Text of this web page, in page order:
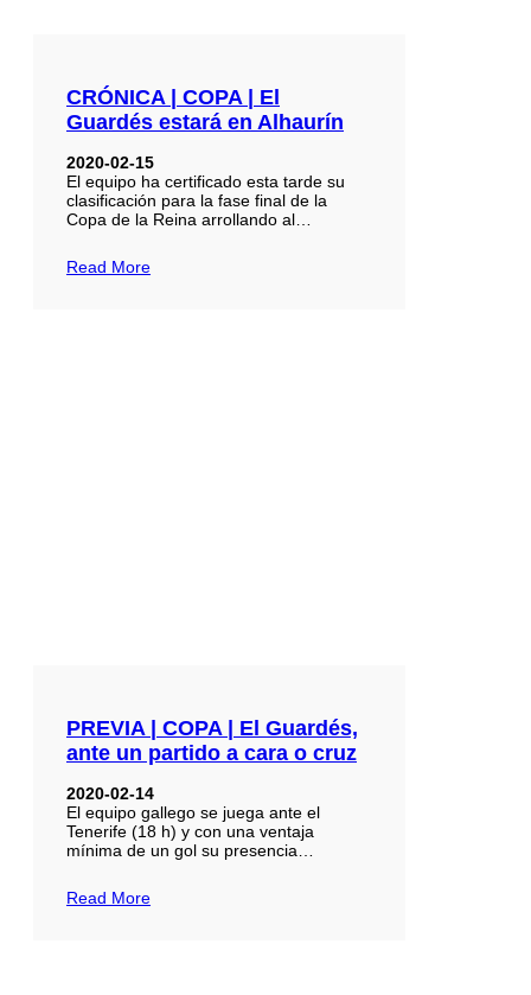
CRÓNICA | COPA | El
Guardés estará en Alhaurín
2020-02-15
El equipo ha certificado esta tarde su
clasificación para la fase final de la
Copa de la Reina arrollando al…
Read More
PREVIA | COPA | El Guardés,
ante un partido a cara o cruz
2020-02-14
El equipo gallego se juega ante el
Tenerife (18 h) y con una ventaja
mínima de un gol su presencia…
Read More